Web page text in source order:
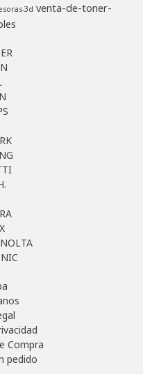
3d venta-de-toner-
Compra
pedido